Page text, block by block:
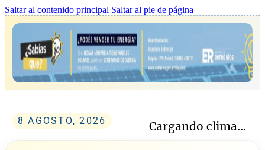
Saltar al contenido principal Saltar al pie de página
8 AGOSTO, 2026 Cargando clima...